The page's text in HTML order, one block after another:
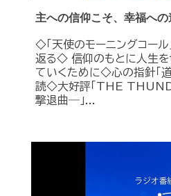
主への信仰こそ、幸福への
◇「天使のモーニングコール
返る◇ 信仰のもとに人生を
ていくために◇心の指針「
読◇大好評「THE
撃退曲―」...